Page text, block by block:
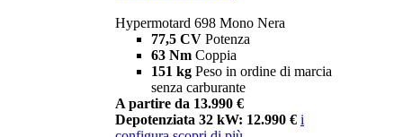
Hypermotard 698 Mono Nera
77,5 CV Potenza
63 Nm Coppia
151 kg Peso in ordine di marcia
senza carburante
A partire da 13.990 €
Depotenziata 32 kW: 12.990 € i